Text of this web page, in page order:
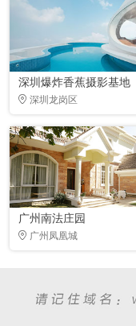
深圳爆炸香蕉摄影基地
深圳龙岗区
广州南法庄园
广州凤凰城